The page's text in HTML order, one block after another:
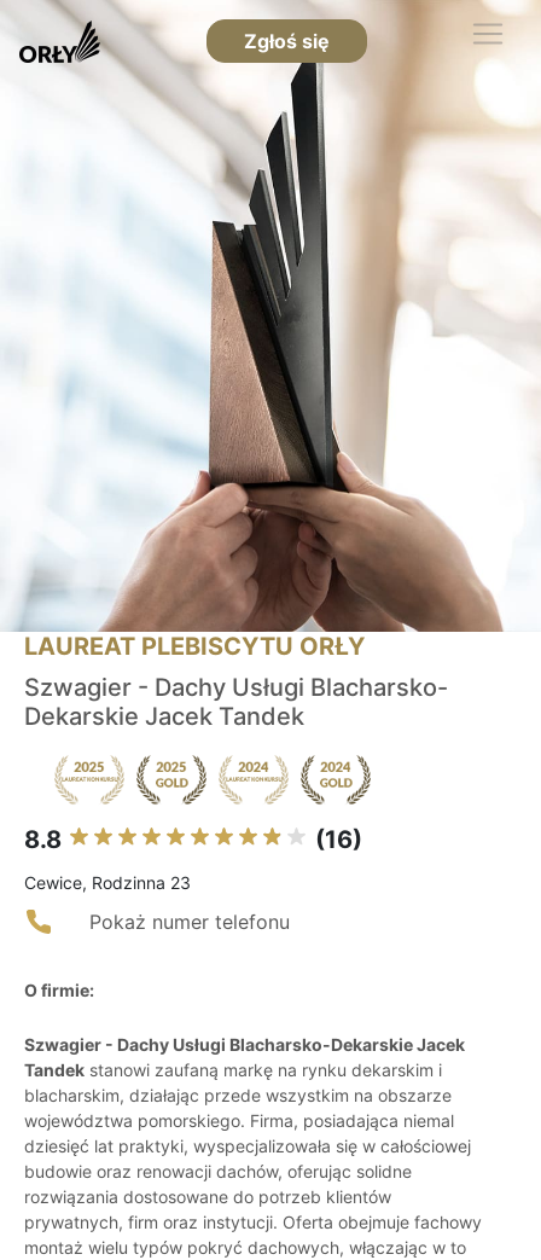
Zgłoś się
LAUREAT PLEBISCYTU ORŁY
Szwagier - Dachy Usługi Blacharsko-
Dekarskie Jacek Tandek
8.8 (16)
Cewice, Rodzinna 23
Pokaż numer telefonu
O firmie:
Szwagier - Dachy Usługi Blacharsko-Dekarskie Jacek
Tandek stanowi zaufaną markę na rynku dekarskim i
blacharskim, działając przede wszystkim na obszarze
województwa pomorskiego. Firma, posiadająca niemal
dziesięć lat praktyki, wyspecjalizowała się w całościowej
budowie oraz renowacji dachów, oferując solidne
rozwiązania dostosowane do potrzeb klientów
prywatnych, firm oraz instytucji. Oferta obejmuje fachowy
montaż wielu typów pokryć dachowych, włączając w to